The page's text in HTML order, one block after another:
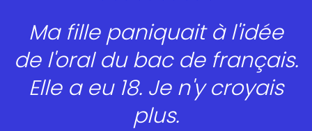
Ma fille paniquait à l'idée
de l'oral du bac de français.
Elle a eu 18. Je n'y croyais
plus.